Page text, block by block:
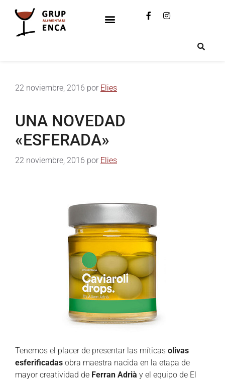
22 noviembre, 2016 por Elies
UNA NOVEDAD
«ESFERADA»
22 noviembre, 2016 por Elies
Tenemos el placer de presentar las míticas olivas
esferificadas obra maestra nacida en la etapa de
mayor creatividad de Ferran Adrià y el equipo de El